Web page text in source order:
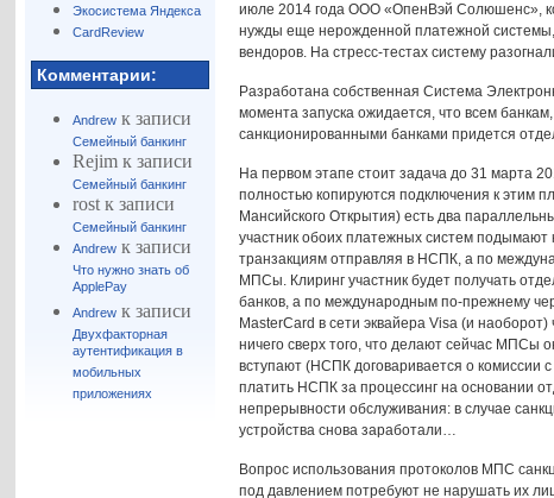
Экосистема Яндекса
CardReview
Комментарии:
Andrew к записи
Семейный банкинг
Rejim к записи
Семейный банкинг
rost к записи
Семейный банкинг
Andrew к записи
Что нужно знать об
ApplePay
Andrew к записи
Двухфакторная
аутентификация в
мобильных
приложениях
июле 2014 года ООО «ОпенВэй Солюшенс»,
нужды еще нерожденной платежной
вендоров. На стресс-тестах систему
Разработана собственная Система
момента запуска ожидается, что всем
санкционированными банками придется
На первом этапе стоит задача до 31 марта
полностью копируются подключения к этим
Мансийского Открытия) есть два
участник обоих платежных систем
транзакциям отправляя в НСПК, а по
МПСы. Клиринг участник будет получать
банков, а по международным по-прежнему
MasterCard в сети эквайера Visa (и
ничего сверх того, что делают сейчас МПСы
вступают (НСПК договаривается о
платить НСПК за процессинг на основании
непрерывности обслуживания: в случае
устройства снова заработали…
Вопрос использования протоколов МПС
под давлением потребуют не нарушать их